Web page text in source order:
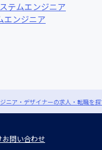
テムエンジニア
エンジニア
ニア・デザイナーの求人・転職を
お問い合わせ